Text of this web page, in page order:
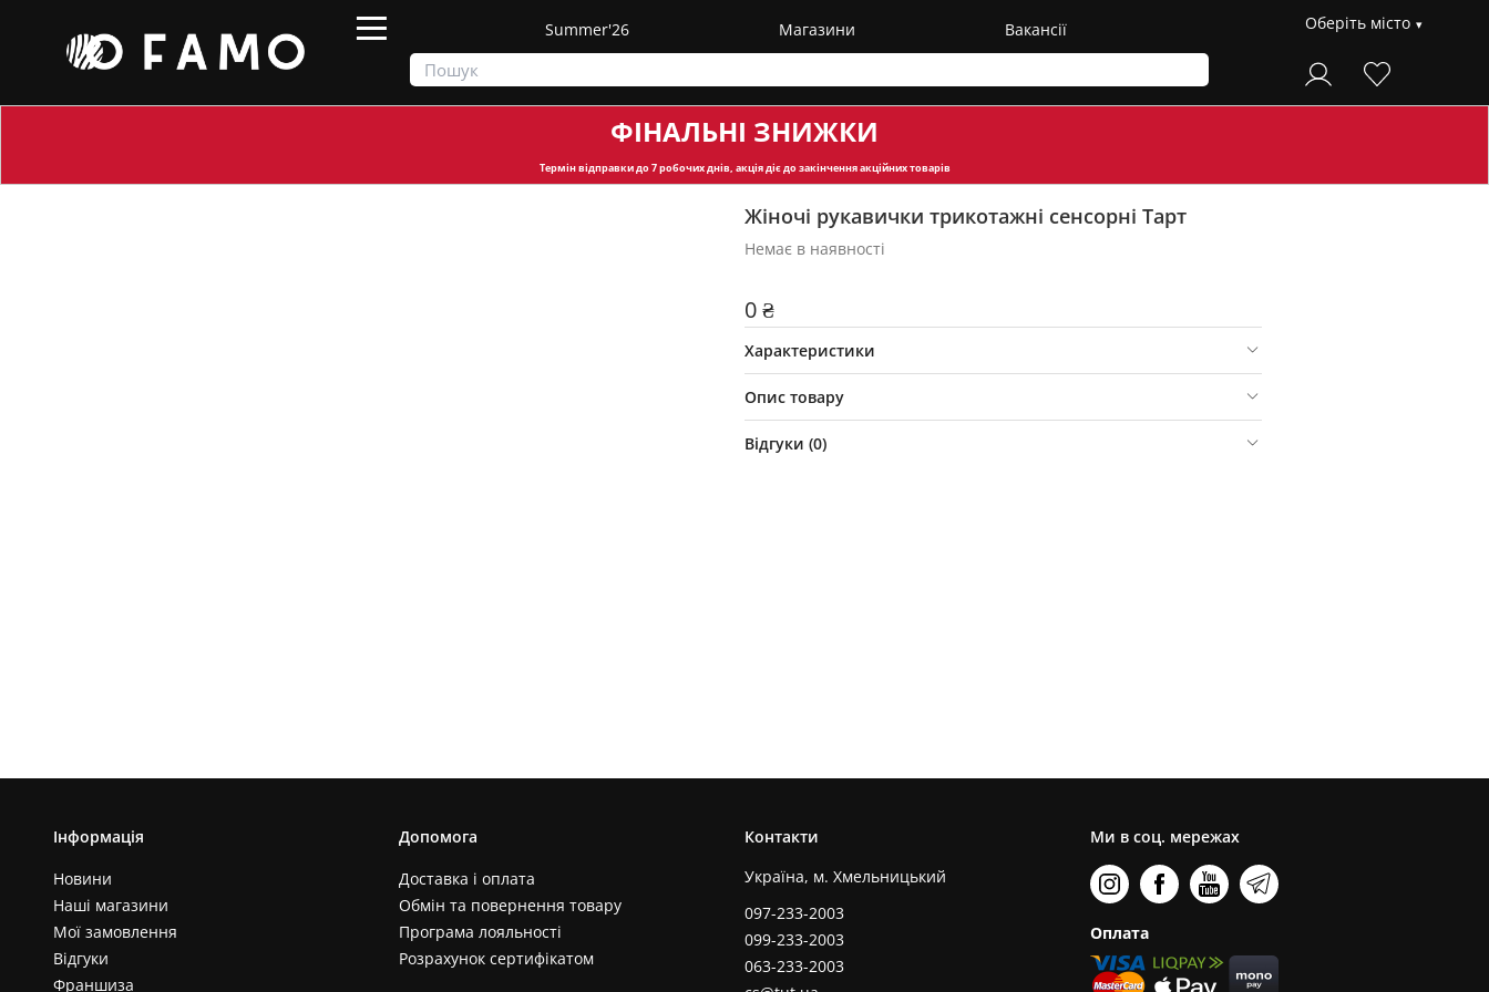
Summer'26 Магазини Вакансії Оберіть місто
ФІНАЛЬНІ ЗНИЖКИ
Термін відправкидо 7 робочих днів, акція діє до закінчення акційних товарів
Жіночі рукавички трикотажні сенсорні Тарт
Немає в наявності
0 ₴
Характеристики
Опис товару
Відгуки (0)
Інформація
Новини
Наші магазини
Мої замовлення
Відгуки
Франшиза
Допомога
Доставка і оплата
Обмін та повернення товару
Програма лояльності
Розрахунок сертифікатом
Контакти
Україна, м. Хмельницький
097-233-2003
099-233-2003
063-233-2003
Ми в соц. мережах
Оплата